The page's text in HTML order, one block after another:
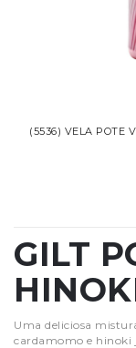
(5536) VELA POTE
GILT
Uma deliciosa
cardamomo e hinoki